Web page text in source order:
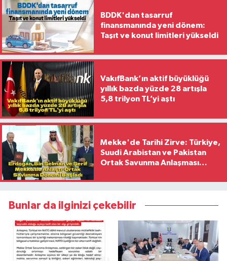
BDDK'dan tasarruf
finansmanında yeni dönem:
Taşıt ve konut limitleri yükseldi
VakıfBank’ın aktif büyüklüğü
yıllık bazda yüzde 28 artışla
5,8 trilyon TL’yi aştı
Mekke'de Tarihi Zirve: Türkiye,
Suudi Arabistan ve Pakistan
Ortak Savunma Anlaşması
Bunlar da ilginizi çekebilir